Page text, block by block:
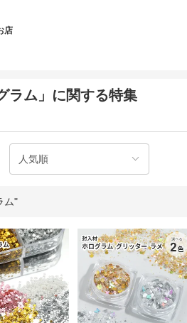
店
ラム」に関する特集
ム"